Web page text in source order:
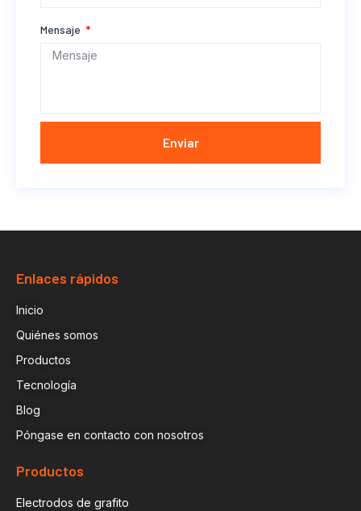
Mensaje
Enviar
Enlaces rápidos
Inicio
Quiénes somos
Productos
Tecnología
Blog
Póngase en contacto con nosotros
Productos
Electrodos de grafito